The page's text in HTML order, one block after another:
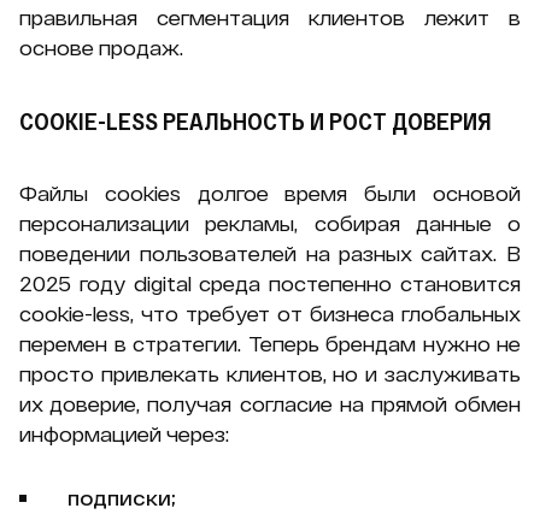
правильная сегментация клиентов лежит в
основе продаж.
COOKIE-LESS РЕАЛЬНОСТЬ И РОСТ ДОВЕРИЯ
Файлы cookies долгое время были основой
персонализации рекламы, собирая данные о
поведении пользователей на разных сайтах. В
2025 году digital среда постепенно становится
cookie-less, что требует от бизнеса глобальных
перемен в стратегии. Теперь брендам нужно не
просто привлекать клиентов, но и заслуживать
их доверие, получая согласие на прямой обмен
информацией через:
подписки;